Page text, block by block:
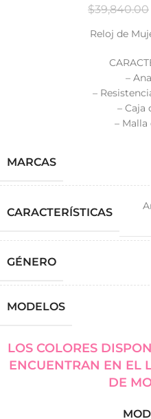
$39,840.00
Reloj de
–
–
– Caja
–
MARCAS
CARACTERÍSTICAS
GÉNERO
MODELOS
LOS COLORES
ENCUENTRAN EN EL
DE